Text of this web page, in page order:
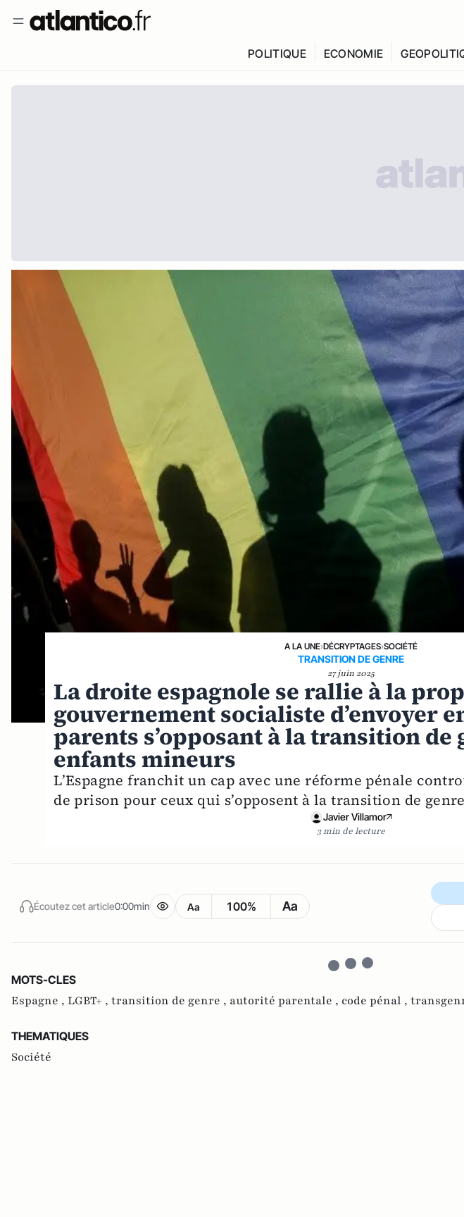
POLITIQUE ECONOMIE
A LA UNE›DÉCRYPTAGES›SOCIÉTÉ
TRANSITION DE GENRE
27 juin 2025
La droite espagnole se rallie à la
gouvernement socialiste d’envoyer
parents s’opposant à la transition de
enfants mineurs
L’Espagne franchit un cap avec une réforme pénale
de prison pour ceux qui s’opposent à la transition de
Javier Villamor
3 min de lecture
Écoutez cet article0:00min Aa 100% Aa
MOTS-CLES
Espagne , LGBT+ , transition de genre , autorité parentale , code pénal ,
THEMATIQUES
Société